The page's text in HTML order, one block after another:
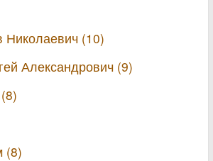
Николаевич (10)
Александрович (9)
(8)